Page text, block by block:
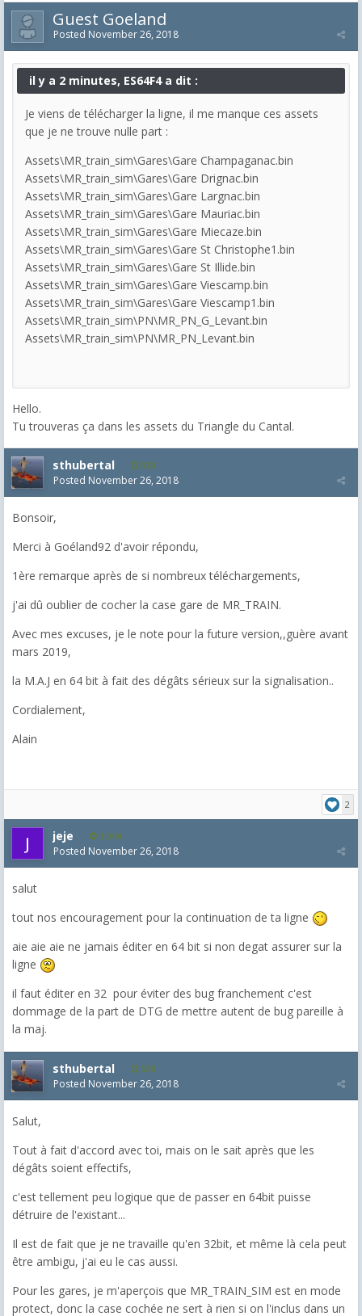
Guest Goeland
Posted November 26, 2018
il y a 2 minutes, ES64F4 a dit :
Je viens de télécharger la ligne, il me manque ces assets
que je ne trouve nulle part :
Assets\MR_train_sim\Gares\Gare Champaganac.bin
Assets\MR_train_sim\Gares\Gare Drignac.bin
Assets\MR_train_sim\Gares\Gare Largnac.bin
Assets\MR_train_sim\Gares\Gare Mauriac.bin
Assets\MR_train_sim\Gares\Gare Miecaze.bin
Assets\MR_train_sim\Gares\Gare St Christophe1.bin
Assets\MR_train_sim\Gares\Gare St Illide.bin
Assets\MR_train_sim\Gares\Gare Viescamp.bin
Assets\MR_train_sim\Gares\Gare Viescamp1.bin
Assets\MR_train_sim\PN\MR_PN_G_Levant.bin
Assets\MR_train_sim\PN\MR_PN_Levant.bin
Hello.
Tu trouveras ça dans les assets du Triangle du Cantal.
sthubertal 530
Posted November 26, 2018
Bonsoir,
Merci à Goéland92 d'avoir répondu,
1ère remarque après de si nombreux téléchargements,
j'ai dû oublier de cocher la case gare de MR_TRAIN.
Avec mes excuses, je le note pour la future version,,guère avant
mars 2019,
la M.A.J en 64 bit à fait des dégâts sérieux sur la signalisation..
Cordialement,
Alain
2
jeje 1,304
Posted November 26, 2018
salut
tout nos encouragement pour la continuation de ta ligne
aie aie aie ne jamais éditer en 64 bit si non degat assurer sur la
ligne
il faut éditer en 32 pour éviter des bug franchement c'est
dommage de la part de DTG de mettre autent de bug pareille à
la maj.
sthubertal 530
Posted November 26, 2018
Salut,
Tout à fait d'accord avec toi, mais on le sait après que les
dégâts soient effectifs,
c'est tellement peu logique que de passer en 64bit puisse
détruire de l'existant...
Il est de fait que je ne travaille qu'en 32bit, et même là cela peut
être ambigu, j'ai eu le cas aussi.
Pour les gares, je m'aperçois que MR_TRAIN_SIM est en mode
protect, donc la case cochée ne sert à rien si on l'inclus dans un